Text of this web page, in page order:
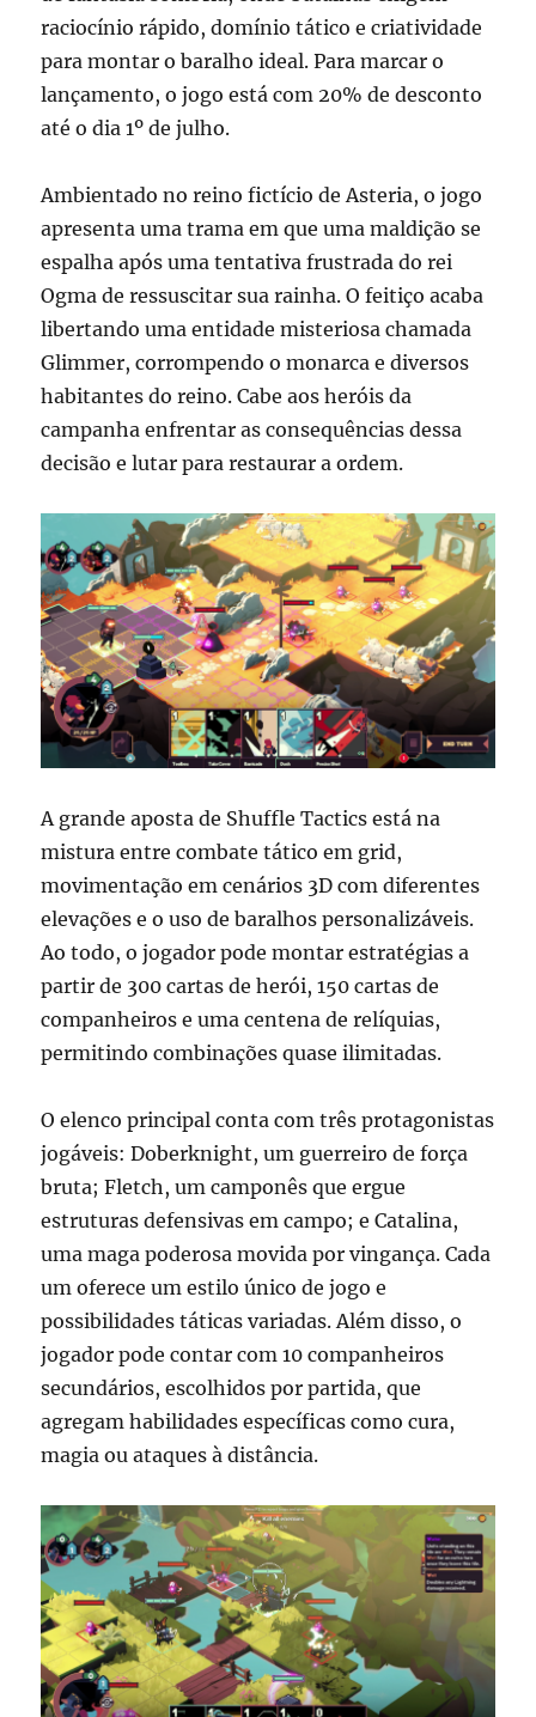
raciocínio rápido, domínio tático e criatividade
para montar o baralho ideal. Para marcar o
lançamento, o jogo está com 20% de desconto
até o dia 1º de julho.
Ambientado no reino fictício de Asteria, o jogo
apresenta uma trama em que uma maldição se
espalha após uma tentativa frustrada do rei
Ogma de ressuscitar sua rainha. O feitiço acaba
libertando uma entidade misteriosa chamada
Glimmer, corrompendo o monarca e diversos
habitantes do reino. Cabe aos heróis da
campanha enfrentar as consequências dessa
decisão e lutar para restaurar a ordem.
A grande aposta de Shuffle Tactics está na
mistura entre combate tático em grid,
movimentação em cenários 3D com diferentes
elevações e o uso de baralhos personalizáveis.
Ao todo, o jogador pode montar estratégias a
partir de 300 cartas de herói, 150 cartas de
companheiros e uma centena de relíquias,
permitindo combinações quase ilimitadas.
O elenco principal conta com três protagonistas
jogáveis: Doberknight, um guerreiro de força
bruta; Fletch, um camponês que ergue
estruturas defensivas em campo; e Catalina,
uma maga poderosa movida por vingança. Cada
um oferece um estilo único de jogo e
possibilidades táticas variadas. Além disso, o
jogador pode contar com 10 companheiros
secundários, escolhidos por partida, que
agregam habilidades específicas como cura,
magia ou ataques à distância.